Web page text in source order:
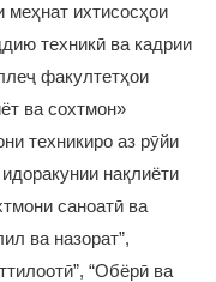
меҳнат ихтисосҳои
техникӣ ва кадрии
факултетҳои
ва сохтмон»
техникиро аз рӯйи
нақлиёти
саноатӣ ва
ва назорат”,
“Обёрӣ ва